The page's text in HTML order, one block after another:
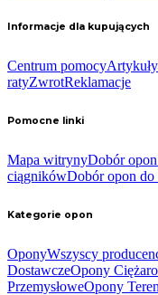
Informacje dla kupujących
Centrum pomocyArtykuły
ratyZwrotReklamacje
Pomocne linki
Mapa witrynyDobór
ciągnikówDobór opon
Kategorie opon
OponyWszyscy
DostawczeOpony
PrzemysłoweOpony